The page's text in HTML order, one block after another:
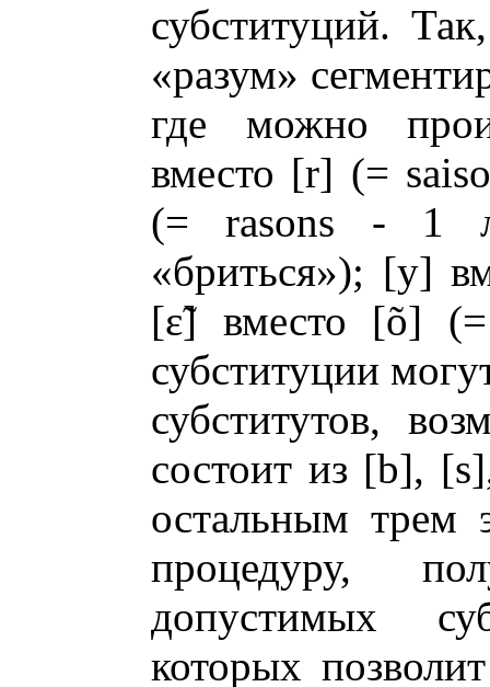
субституций.
«разум»
где можно
вместо [r] (=
(= rasons - 1
«бриться»); [у]
[ε̃] вместо [õ]
субституции
субститутов,
состоит из [b],
остальным трем
процедуру,
допустимых
которых